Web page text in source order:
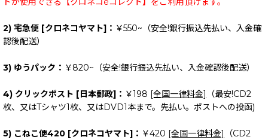
2) 宅急便 [クロネコヤマト]： ￥550~（安全!銀行振込先払い、入金確
認後配送）
3) ゆうパック： ￥820~（安全!銀行振込先払い、入金確認後配送）
4) クリックポスト [日本郵政]： ￥198 [全国一律料金]
（最安!CD2
枚、又はTシャツ1枚、又はDVD1本まで。先払い。ポストへの投函)
5) こねこ便420 [クロネコヤマト]： ￥420 [全国一律料金]
（CD2